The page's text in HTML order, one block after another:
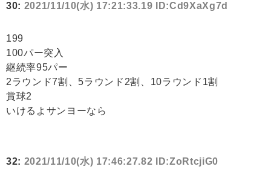
30: 2021/11/10(水) 17:21:33.19 ID:Cd9XaXg7d
199
100パー突入
継続率95パー
2ラウンド7割、5ラウンド2割、10ラウンド1割
賞球2
いけるよサンヨーなら
32: 2021/11/10(水) 17:46:27.82 ID:ZoRtcjiG0